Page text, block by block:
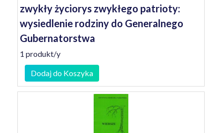
zwykły życiorys zwykłego patrioty:
wysiedlenie rodziny do Generalnego
Gubernatorstwa
1 produkt/y
Dodaj do Koszyka